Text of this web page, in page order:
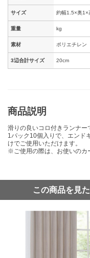
サイズ 約幅1.5×奥1×
重量 kg
素材 ポリエチレン
3辺合計サイズ 20cm
商品説明
滑りの良いコロ付きランナー
1パック10個入りで、エンド
けでご使用いただけます。
※ご使用の際は、お使いのカ
この商品を見